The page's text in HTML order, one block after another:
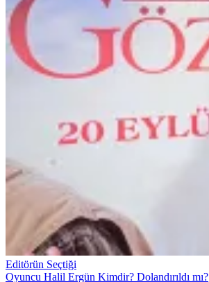
Editörün Seçtiği
Oyuncu Halil Ergün Kimdir? Dolandırıldı mı?